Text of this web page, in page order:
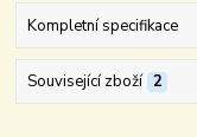
Kompletní specifikace
Související zboží 2